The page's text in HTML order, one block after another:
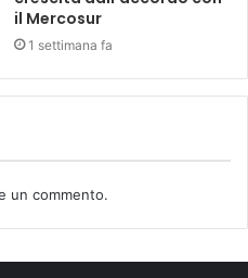
il Mercosur
1 settimana fa
un commento.